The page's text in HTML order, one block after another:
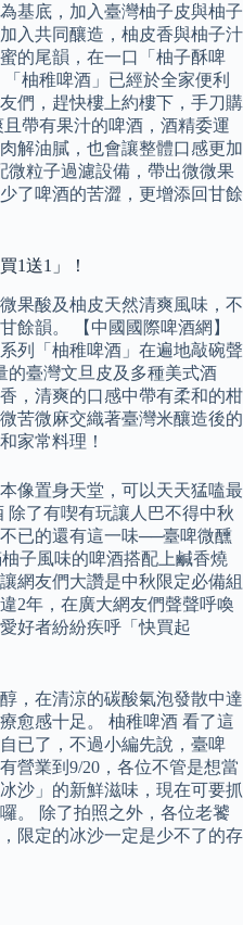
基底，加入臺灣柚子皮與柚子
入共同釀造，柚皮香與柚子汁
的尾韻，在一口「柚子酥啤
柚稚啤酒」已經於全家便利
們，趕快樓上約樓下，手刀購
帶有果汁的啤酒，酒精委運
解油膩，也會讓整體口感更加
粒子過濾設備，帶出微微果
了啤酒的苦澀，更增添回甘餘
1送1」！
果酸及柚皮天然清爽風味，不
餘韻。 【中國國際啤酒網】
列「柚稚啤酒」在遍地敲碗聲
的臺灣文旦皮及多種美式酒
，清爽的口感中帶有柔和的柑
苦微麻交織著臺灣米釀造後的
家常料理！
像置身天堂，可以天天猛嗑最
除了有喫有玩讓人巴不得中秋
已的還有這一味──臺啤微醺
子風味的啤酒搭配上鹹香燒
網友們大讚是中秋限定必備組
2年，在廣大網友們聲聲呼喚
好者紛紛疾呼「快買起
，在清涼的碳酸氣泡發散中達
愈感十足。 柚稚啤酒 看了這
已了，不過小編先說，臺啤
營業到9/20，各位不管是想當
沙」的新鮮滋味，現在可要抓
。 除了拍照之外，各位老饕
限定的冰沙一定是少不了的存